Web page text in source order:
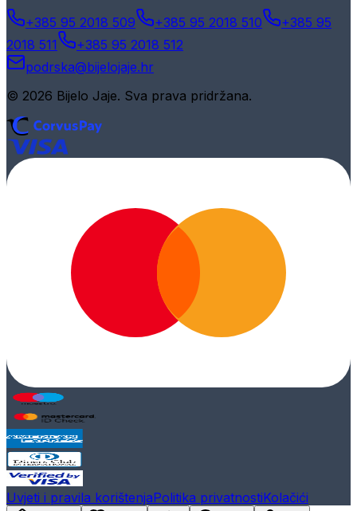
+385 95 2018 509 +385 95 2018 510
+385 95
2018 511
+385 95 2018 512
podrska@bijelojaje.hr
© 2026 Bijelo Jaje. Sva prava pridržana.
Uvjeti i pravila korištenjaPolitika privatnostiKolačići